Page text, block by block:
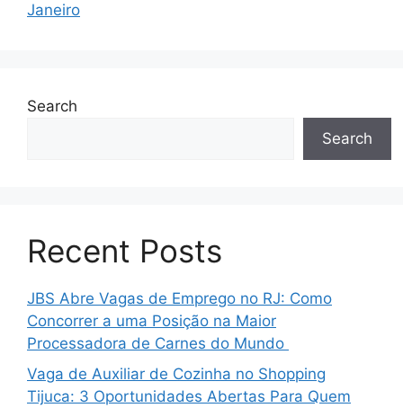
Janeiro
Search
Search
Recent Posts
JBS Abre Vagas de Emprego no RJ: Como
Concorrer a uma Posição na Maior
Processadora de Carnes do Mundo
Vaga de Auxiliar de Cozinha no Shopping
Tijuca: 3 Oportunidades Abertas Para Quem